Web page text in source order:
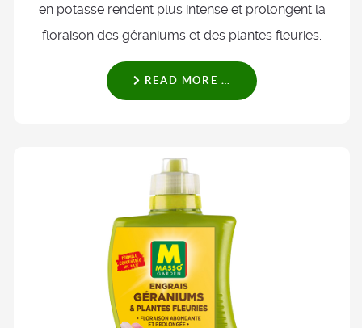
en potasse rendent plus intense et prolongent la
floraison des géraniums et des plantes fleuries.
READ MORE …